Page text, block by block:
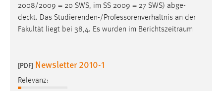
2008/2009 = 20 SWS, im SS 2009 = 27 SWS) abge-
deckt. Das Studierenden-/Professorenverhältnis an der
Fakultät liegt bei 38,4. Es wurden im Berichtszeitraum
[PDF] Newsletter 2010-1
Relevanz:
Zweck:
Conversion-Tracking